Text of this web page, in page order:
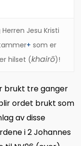
Jesu Kristi
+ som er
hilset (khairō)!
brukt tre ganger
ordet brukt som
av disse
i 2 Johannes